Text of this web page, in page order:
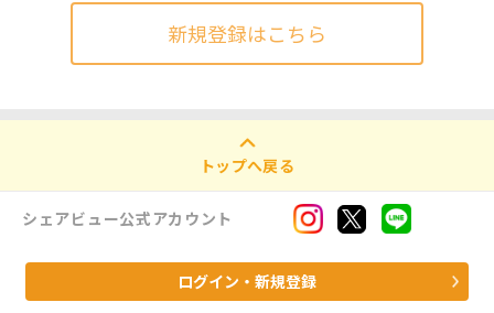
新規登録はこちら
トップへ戻る
シェアビュー公式アカウント
ログイン・新規登録